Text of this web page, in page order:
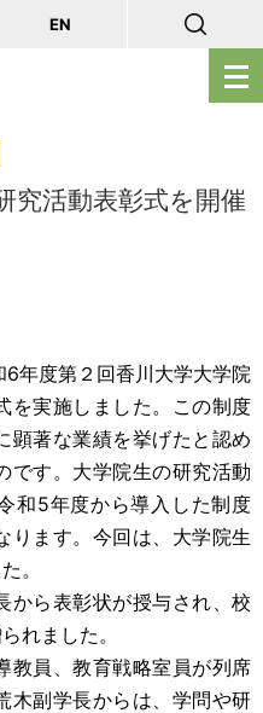
メ
ニ
を
EN
究活動表彰式を開催
年度第２回香川大学大学院
を実施しました。この制度
顕著な業績を挙げたと認め
です。大学院生の研究活動
和5年度から導入した制度
ります。今回は、大学院生
。
ら表彰状が授与され、校
れました。
員、教育戦略室員が列席
木副学長からは、学問や研